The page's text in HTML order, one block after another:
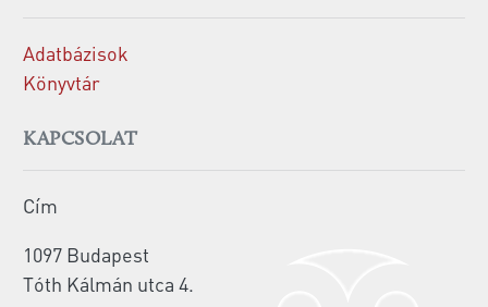
Adatbázisok
Könyvtár
KAPCSOLAT
Cím
1097 Budapest
Tóth Kálmán utca 4.